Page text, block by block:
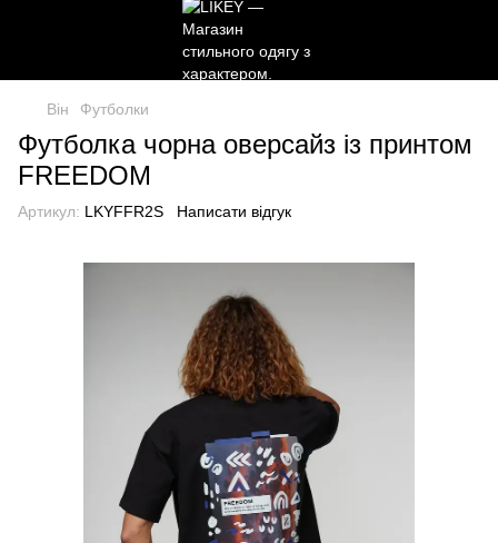
Він Футболки
Футболка чорна оверсайз із принтом
FREEDOM
Артикул: LKYFFR2S Написати відгук